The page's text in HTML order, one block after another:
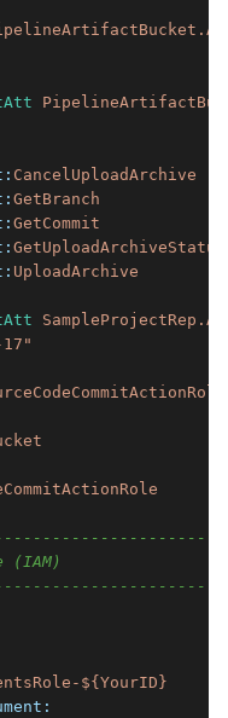
CancelUploadArchive
GetBranch
GetCommit
GetUploadArchiveStatus
UploadArchive
(IAM)
${YourID}